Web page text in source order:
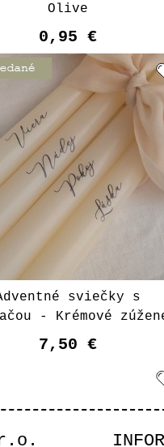
Olive
0,95 €
sviečky s
- Krémové
7,50 €